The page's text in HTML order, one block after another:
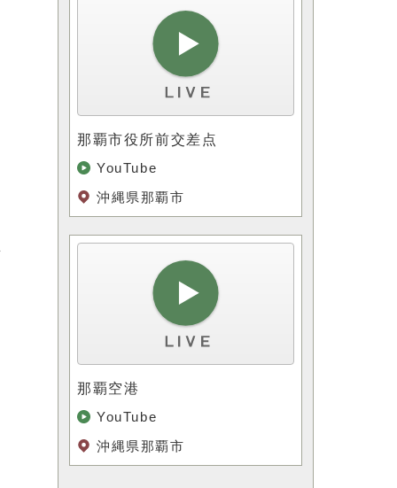
那覇市役所前交差点
YouTube
沖縄県那覇市
那覇空港
YouTube
沖縄県那覇市